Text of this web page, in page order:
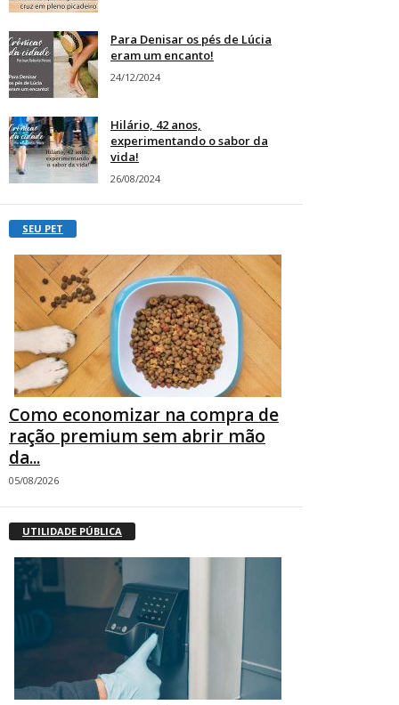
Para Denisar os pés de Lúcia
eram um encanto!
24/12/2024
Hilário, 42 anos,
experimentando o sabor da
vida!
26/08/2024
SEU PET
Como economizar na compra de
ração premium sem abrir mão
da...
05/08/2026
UTILIDADE PÚBLICA